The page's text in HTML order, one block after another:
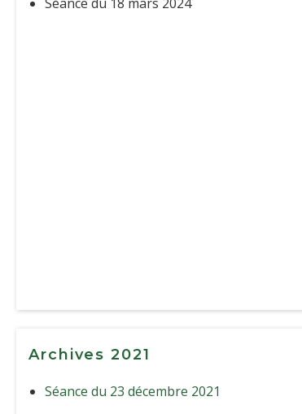
Archives 2021
Séance du 23 décembre 2021